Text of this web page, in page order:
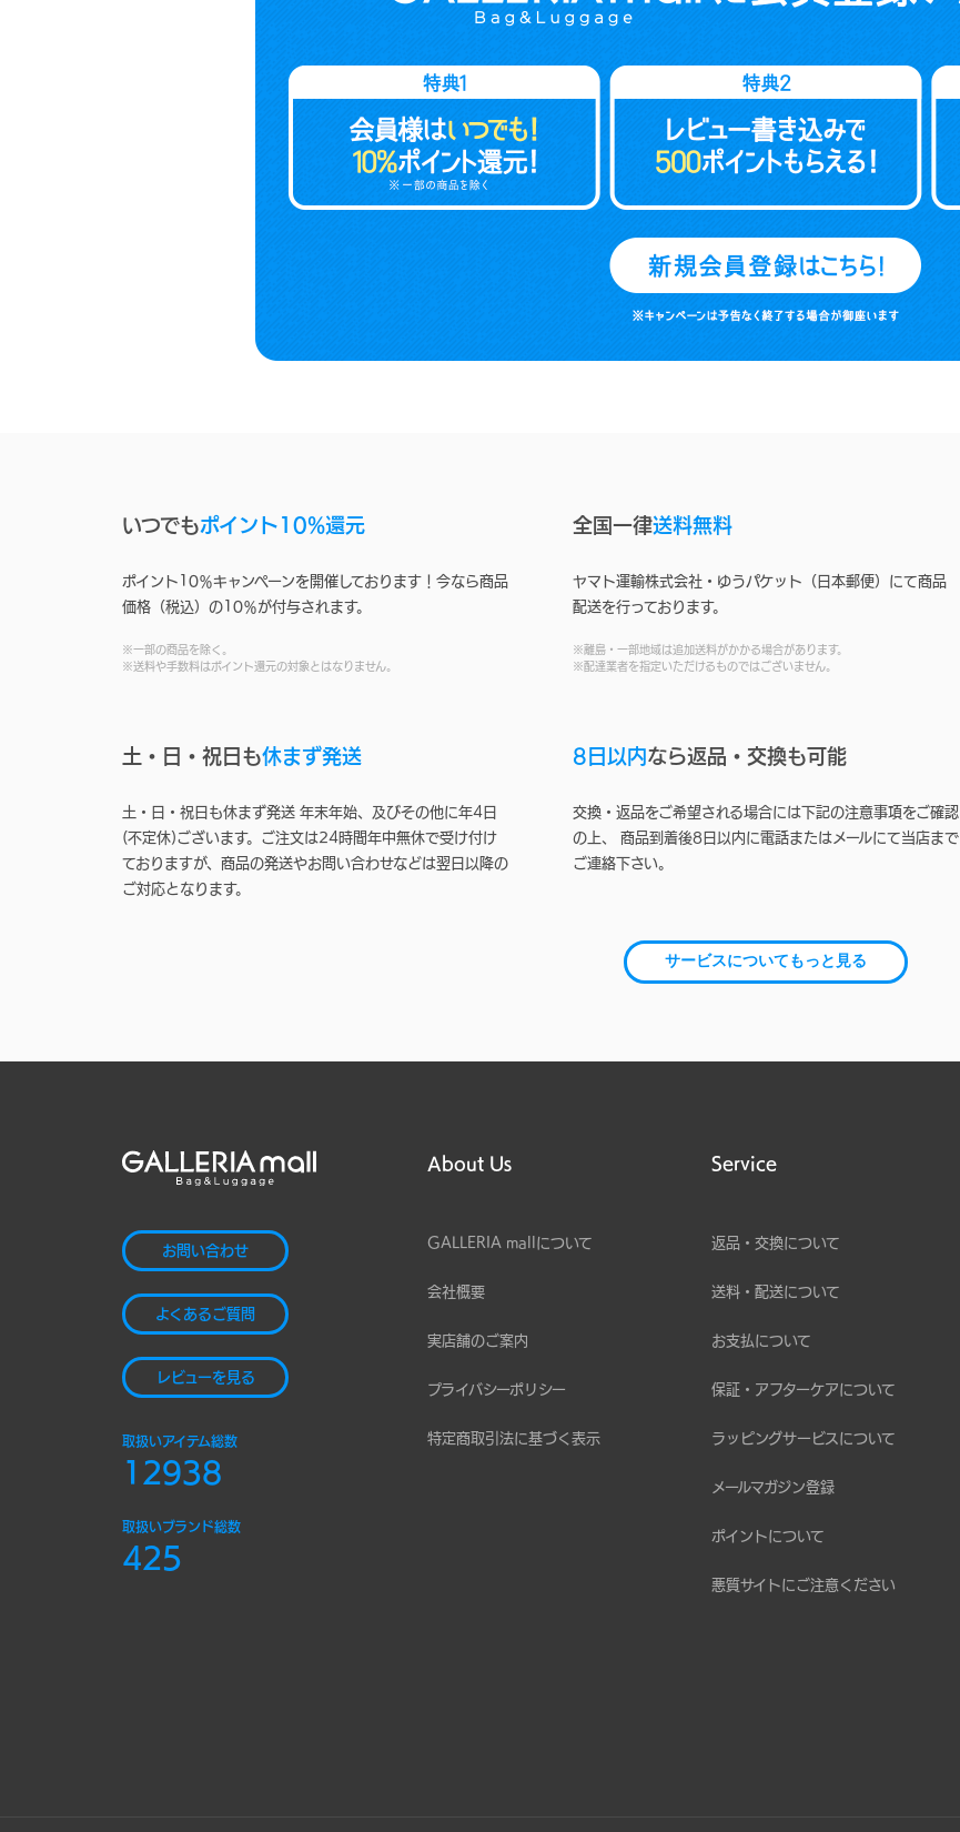
いつでもポイント10%還元
ポイント10％キャンペーンを開催しております！今なら商品
価格（税込）の10％が付与されます。
※一部の商品を除く。
※送料や手数料はポイント還元の対象とはなりません。
全国一律送料無料
ヤマト運輸株式会社・ゆうパケット（日本郵便）にて商品
配送を行っております。
※離島・一部地域は追加送料がかかる場合があります。
※配達業者を指定いただけるものではございません。
土・日・祝日も休まず発送
土・日・祝日も休まず発送 年末年始、及びその他に年4日
(不定休)ございます。ご注文は24時間年中無休で受け付け
ておりますが、商品の発送やお問い合わせなどは翌日以降の
ご対応となります。
8日以内なら返品・交換も可能
交換・返品をご希望される場合には下記の注意事項をご確認
の上、 商品到着後8日以内に電話またはメールにて当店まで
ご連絡下さい。
サービスについてもっと見る
お問い合わせ
よくあるご質問
レビューを見る
取扱いアイテム総数
12938
取扱いブランド総数
425
About Us
GALLERIA mallについて
会社概要
実店舗のご案内
プライバシーポリシー
特定商取引法に基づく表示
Service
返品・交換について
送料・配送について
お支払について
保証・アフターケアについて
ラッピングサービスについて
メールマガジン登録
ポイントについて
悪質サイトにご注意ください